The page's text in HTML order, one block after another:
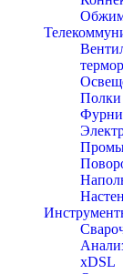
Полки
xDSL